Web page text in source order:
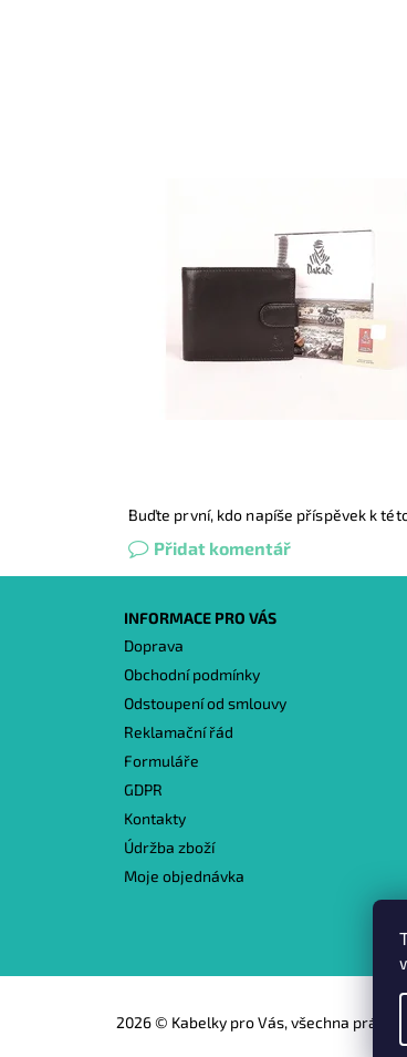
Buďte první, kdo napíše příspěvek k
Přidat komentář
INFORMACE PRO VÁS
Doprava
Obchodní podmínky
Odstoupení od smlouvy
Reklamační řád
Formuláře
GDPR
Kontakty
Údržba zboží
Moje objednávka
2026 © Kabelky pro Vás, všechna práva